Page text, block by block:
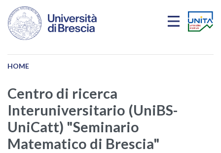
Salta al contenuto principale
HOME
Centro di ricerca
Interuniversitario (UniBS-
UniCatt) "Seminario
Matematico di Brescia"